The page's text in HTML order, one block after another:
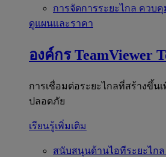
การจัดการระยะไกล ควบคุ
ดูแผนและราคา
องค์กร TeamViewer
การเชื่อมต่อระยะไกลที่สร้างขึ้น
ปลอดภัย
เรียนรู้เพิ่มเติม
สนับสนุนด้านไอทีระยะไกล